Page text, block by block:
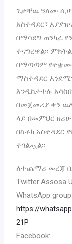
ጌታቸዉ ዓለሙ
አስተዳደር፣
በማሳደግ ጠንካራ
ተናግረዋል፡፡
በማጣጣም
ማስተዳደር
እንዲከታተሉ
በመጀመሪያ ቀን ዉሎ
ላይ በመምህር
በስቶክ አስተዳደር
ተገልጧል፡፡
ለተጨማሪ መረጃ
Twitter:Assosa
WhatsApp group:
https://
21P
Facebook: